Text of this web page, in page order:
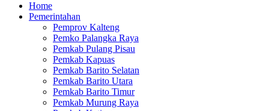
Home
Pemerintahan
Pemprov Kalteng
Pemko Palangka Raya
Pemkab Pulang Pisau
Pemkab Kapuas
Pemkab Barito Selatan
Pemkab Barito Utara
Pemkab Barito Timur
Pemkab Murung Raya